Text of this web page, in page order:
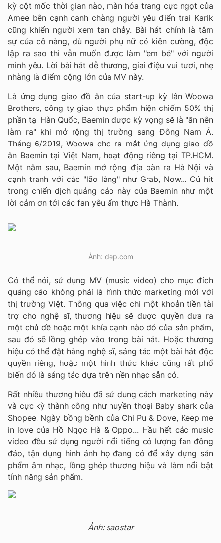
kỳ cột mốc thời gian nào, màn hóa trang cực ngọt của
Amee bên cạnh canh chàng người yêu điển trai Karik
cũng khiến người xem tan chảy. Bài hát chính là tâm
sự của cô nàng, dù người phụ nữ có kiên cường, độc
lập ra sao thì vẫn muốn được làm "em bé" với người
mình yêu. Lời bài hát dễ thương, giai điệu vui tươi, nhẹ
nhàng là điểm cộng lớn của MV này.
Là ứng dụng giao đồ ăn của start-up kỳ lân Woowa
Brothers, công ty giao thực phẩm hiện chiếm 50% thị
phần tại Hàn Quốc, Baemin được kỳ vọng sẽ là "ăn nên
làm ra" khi mở rộng thị trường sang Đông Nam Á.
Tháng 6/2019, Woowa cho ra mắt ứng dụng giao đồ
ăn Baemin tại Việt Nam, hoạt động riêng tại TP.HCM.
Một năm sau, Baemin mở rộng địa bàn ra Hà Nội và
cạnh tranh với các "lão làng" như Grab, Now... Cú hit
trong chiến dịch quảng cáo này của Baemin như một
lời cảm ơn tới các fan yêu ẩm thực Hà Thành.
Ảnh: dep.com
Có thể nói, sử dụng MV (music video) cho mục đích
quảng cáo không phải là hình thức marketing mới với
thị trường Việt. Thông qua việc chi một khoản tiền tài
trợ cho nghệ sĩ, thương hiệu sẽ được quyền đưa ra
một chủ đề hoặc một khía cạnh nào đó của sản phẩm,
sau đó sẽ lồng ghép vào trong bài hát. Hoặc thương
hiệu có thể đặt hàng nghệ sĩ, sáng tác một bài hát độc
quyền riêng, hoặc một hình thức khác cũng rất phổ
biến đó là sáng tác dựa trên nền nhạc sẵn có.
Rất nhiều thương hiệu đã sử dụng cách marketing này
và cực kỳ thành công như huyền thoại Baby shark của
Shopee, Ngày bồng bềnh của Chi Pu & Dove, Keep me
in love của Hồ Ngọc Hà & Oppo... Hầu hết các music
video đều sử dụng người nổi tiếng có lượng fan đông
đảo, tận dụng hình ảnh họ đang có để xây dựng sản
phẩm âm nhạc, lồng ghép thương hiệu và làm nổi bật
tính năng sản phẩm.
Ảnh: saostar